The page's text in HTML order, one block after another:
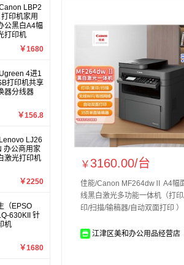
LBP2
印机家用
公黑白A4幅
打印机
￥1680
4进1
打印机共享
器分线器
￥156.8
LJ26
办公商用家
激光打印机
￥2250
（EPSO
630KII 针
机
￥1680
￥ 3160.00/台
佳能/Canon MF264dwⅡ A4幅
线黑白激光多功能一体机（打
印/扫描/输稿器/自动双面打印 ）
江津区美和办公用品经营店